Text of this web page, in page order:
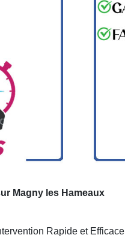
Magny les Hameaux
Rapide et Efficace